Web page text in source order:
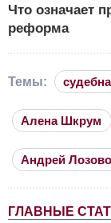
Что означает
реформа
Темы:
Алена Шкрум
Андрей
ГЛАВНЫЕ